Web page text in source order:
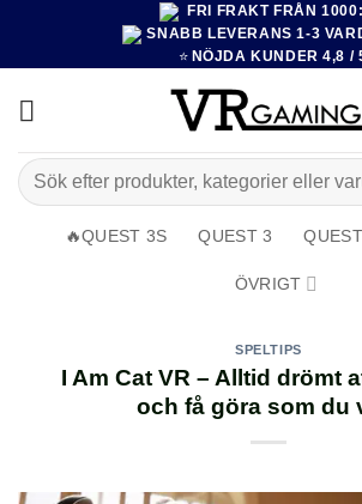
innehåll
FRI FRAKT FRÅN
SNABB LEVERANS 1-3
⭐ NÖJDA KUNDER 4,8 /
Sök
efter:
🔥QUEST 3S QUEST 3
ÖVRIGT
SPELTIPS
I Am Cat VR – Alltid drömt
och få göra som du